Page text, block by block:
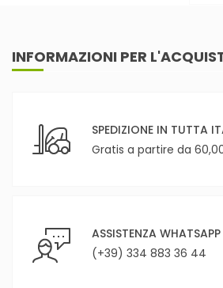
INFORMAZIONI PER
SPEDIZIONE IN TUTTA
Gratis a partire da
ASSISTENZA WHATSAPP
(+39) 334 883 36 44